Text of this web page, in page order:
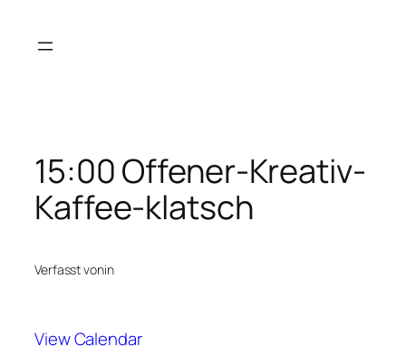
Inhalt
15:00 Offener-Kreativ-
Kaffee-klatsch
Verfasst vonin
View Calendar